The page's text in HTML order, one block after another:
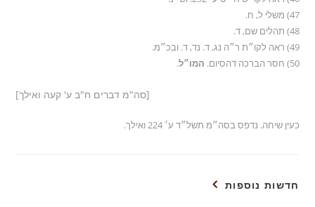
47) משלי ל, ח.
48) תהלים שם, ד.
49) ראה לקו״ת ר״ה נג, ד. נד, ד. ובכ״מ.
50) חסר הברכה דהסיום.
המו״ל.
[סה"מ דברים ח"ב ע' קעה ואילך]
כעין שיחה. נדפס בסה״מ תשל״ד ע׳ 224 ואילך.
חדשות נוספות